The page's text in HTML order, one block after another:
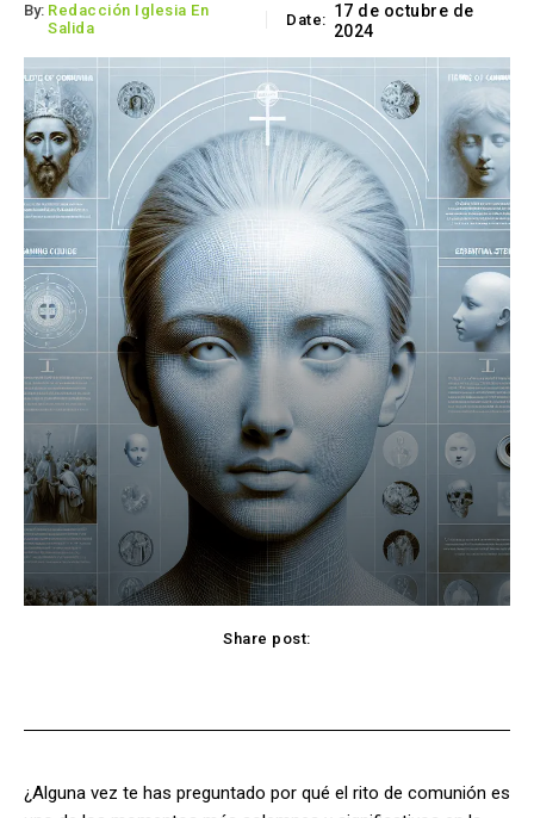
By: Redacción Iglesia En
Salida
Date: 17 de octubre de
2024
Share post:
¿Alguna vez te has preguntado por qué el rito de comunión es